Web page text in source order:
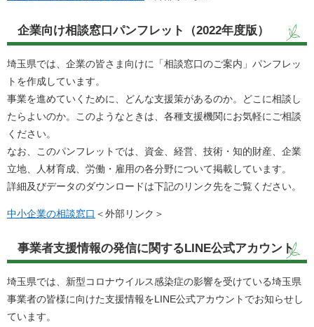
企業向け相談窓口パンフレット（2022年度版）
埼玉県では、企業の皆さま向けに「相談窓口のご案内」パンフレッ
トを作成しています。
事業を進めていくために、どんな支援策があるのか。どこに相談し
たらよいのか。このようなときは、各種支援機関にお気軽にご相談
ください。
なお、このパンフレットでは、資金、経営、技術・知的財産、企業
立地、人材育成、労働・雇用の各分野について掲載しています。
詳細及びデータのダウンロードは下記のリンク先をご覧ください。
中小企業の相談窓口 ＜外部リンク＞
事業者支援情報の発信に関するLINE公式アカウント
埼玉県では、新型コロナウイルス感染症の影響を受けている埼玉県
事業者の皆様に向けた支援情報をLINE公式アカウントでお知らせし
ています。